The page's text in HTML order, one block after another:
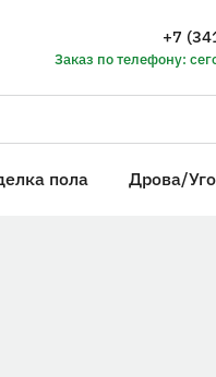
+7
Заказ по телефону:
пола Дрова/